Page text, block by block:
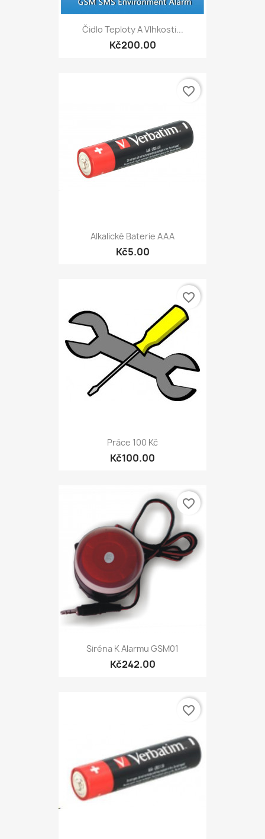
Čidlo Teploty A Vlhkosti...
Kč200.00
Alkalické Baterie AAA
Kč5.00
favorite_border
Práce 100 Kč
Kč100.00
favorite_border
Siréna K Alarmu GSM01
Kč242.00
favorite_border
favorite_border